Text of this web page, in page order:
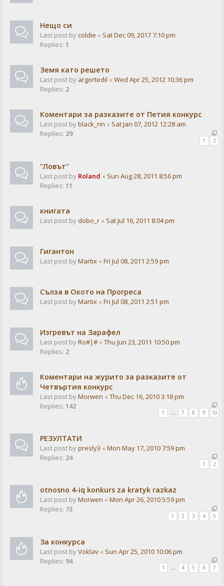
Нещо си
Last post bycoldie « Sat Dec 09, 2017 7:10 pm
Replies: 1
Земя като решето
Last post by argortedil « Wed Apr 25, 2012 10:36 pm
Replies: 2
Коментари за разказите от Петия конкурс
Last post byblack_rin « Sat Jan 07, 2012 12:28 am
Replies: 29
1 2
"Ловът"
Last post by Roland « Sun Aug 28, 2011 8:56 pm
Replies: 11
книгата
Last post bydobo_r « Sat Jul 16, 2011 8:04 pm
Гигантон
Last post byMartix « Fri Jul 08, 2011 2:59 pm
Сълза в Окото на Прогреса
Last post byMartix « Fri Jul 08, 2011 2:51 pm
Изгревът на Зарафел
Last post byRo#|# « Thu Jun 23, 2011 10:50 pm
Replies: 2
Коментари на журито за разказите от
Четвъртия конкурс
Last post byMorwen « Thu Dec 16, 2010 3:18 pm
Replies: 142
1 … 7 8 9 10
РЕЗУЛТАТИ
Last post bypresly3 « Mon May 17, 2010 7:59 pm
Replies: 24
1 2
otnosno 4-iq konkurs za kratyk razkaz
Last post byMorwen « Mon Apr 26, 2010 5:59 pm
Replies: 73
1 2 3 4 5
За конкурса
Last post byVoklav « Sun Apr 25, 2010 10:06 pm
Replies: 94
1 … 4 5 6 7